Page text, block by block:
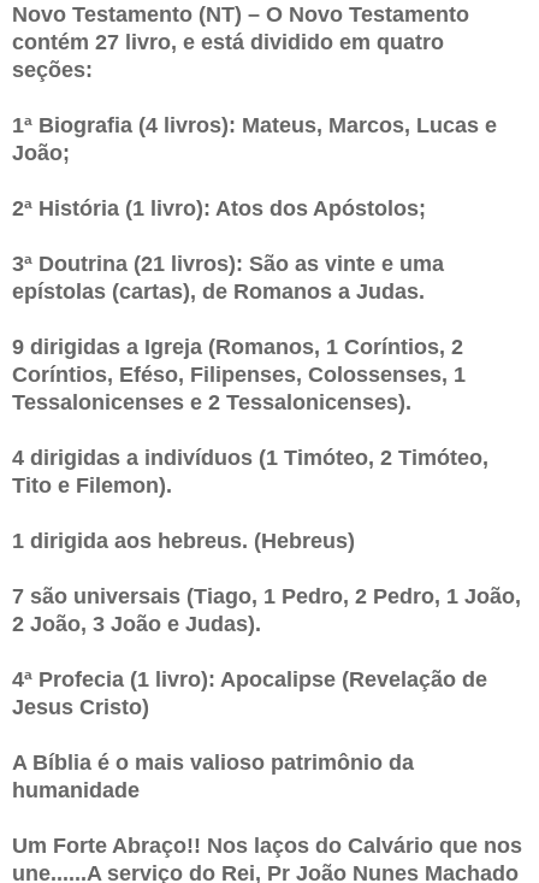
Novo Testamento (NT) – O Novo Testamento
contém 27 livro, e está dividido em quatro
seções:
1ª Biografia (4 livros): Mateus, Marcos, Lucas e
João;
2ª História (1 livro): Atos dos Apóstolos;
3ª Doutrina (21 livros): São as vinte e uma
epístolas (cartas), de Romanos a Judas.
9 dirigidas a Igreja (Romanos, 1 Coríntios, 2
Coríntios, Eféso, Filipenses, Colossenses, 1
Tessalonicenses e 2 Tessalonicenses).
4 dirigidas a indivíduos (1 Timóteo, 2 Timóteo,
Tito e Filemon).
1 dirigida aos hebreus. (Hebreus)
7 são universais (Tiago, 1 Pedro, 2 Pedro, 1 João,
2 João, 3 João e Judas).
4ª Profecia (1 livro): Apocalipse (Revelação de
Jesus Cristo)
A Bíblia é o mais valioso patrimônio da
humanidade
Um Forte Abraço!! Nos laços do Calvário que nos
une......A serviço do Rei, Pr João Nunes Machado